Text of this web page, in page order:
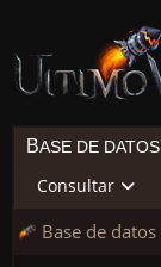
BASE DE DATOS
Consultar
Base de datos